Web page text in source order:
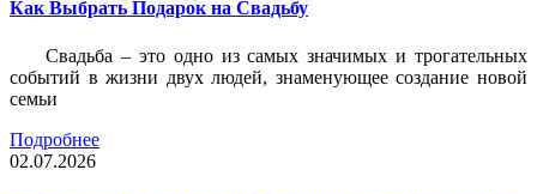
Как Выбрать Подарок на Свадьбу
Свадьба – это одно из самых значимых и трогательных
событий в жизни двух людей, знаменующее создание новой
семьи
Подробнее
02.07.2026